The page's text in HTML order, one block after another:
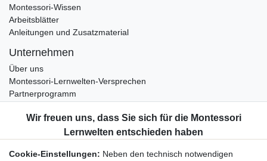
Montessori-Wissen
Arbeitsblätter
Anleitungen und Zusatzmaterial
Unternehmen
Über uns
Montessori-Lernwelten-Versprechen
Partnerprogramm
Bestellung widerrufen
Datenschutzerklärung
Cookie-Einstellungen: Neben den technisch notwendigen